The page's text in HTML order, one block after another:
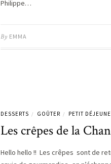
Philippe…
By EMMA
DESSERTS / GOÛTER / PETIT
Les crêpes de la
Hello hello !! Les crêpes sont de